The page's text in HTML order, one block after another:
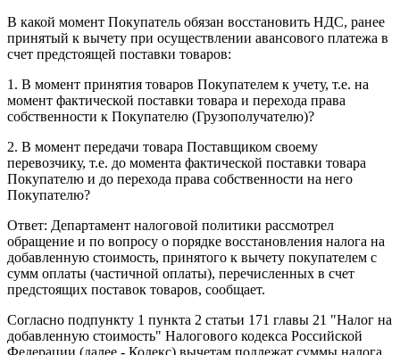
В какой момент Покупатель обязан восстановить НДС, ранее
принятый к вычету при осуществлении авансового платежа в
счет предстоящей поставки товаров:
1. В момент принятия товаров Покупателем к учету, т.е. на
момент фактической поставки товара и перехода права
собственности к Покупателю (Грузополучателю)?
2. В момент передачи товара Поставщиком своему
перевозчику, т.е. до момента фактической поставки товара
Покупателю и до перехода права собственности на него
Покупателю?
Ответ: Департамент налоговой политики рассмотрел
обращение и по вопросу о порядке восстановления налога на
добавленную стоимость, принятого к вычету покупателем с
сумм оплаты (частичной оплаты), перечисленных в счет
предстоящих поставок товаров, сообщает.
Согласно подпункту 1 пункта 2 статьи 171 главы 21 "Налог на
добавленную стоимость" Налогового кодекса Российской
Федерации (далее - Кодекс) вычетам подлежат суммы налога